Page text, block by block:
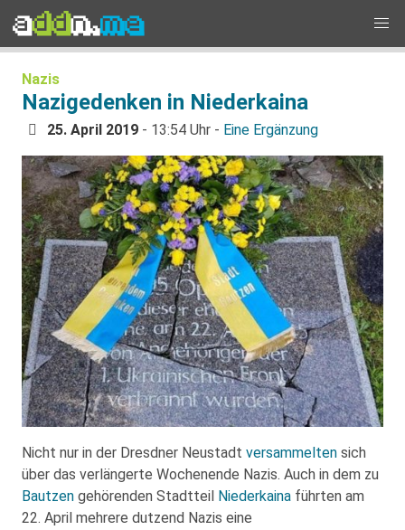
Nazis
Nazigedenken in Niederkaina
25. April 2019 - 13:54 Uhr - Eine Ergänzung
Nicht nur in der Dresdner Neustadt versammelten sich
über das verlängerte Wochenende Nazis. Auch in dem zu
Bautzen gehörenden Stadtteil Niederkaina führten am
22. April mehrere dutzend Nazis eine